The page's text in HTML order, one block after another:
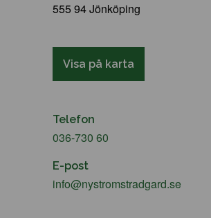
555 94 Jönköping
Visa på karta
Telefon
036-730 60
E-post
info@nystromstradgard.se